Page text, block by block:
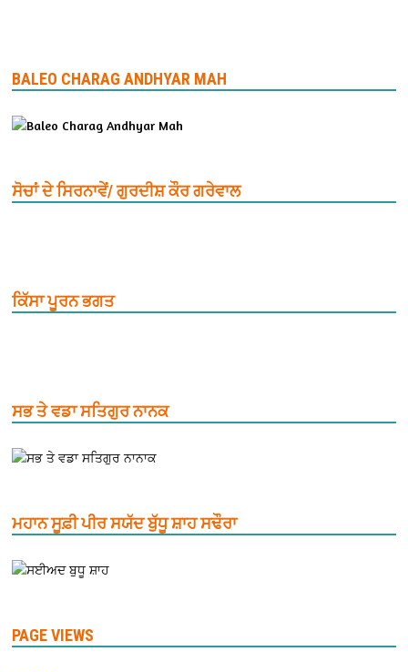
BALEO CHARAG ANDHYAR MAH
ਸੋਚਾਂ ਦੇ ਸਿਰਨਾਵੇਂ/ ਗੁਰਦੀਸ਼ ਕੌਰ ਗਰੇਵਾਲ
ਕਿੱਸਾ ਪੂਰਨ ਭਗਤ
ਸਭ ਤੇ ਵਡਾ ਸਤਿਗੁਰ ਨਾਨਕ
ਮਹਾਨ ਸੂਫ਼ੀ ਪੀਰ ਸਯੱਦ ਬੁੱਧੂ ਸ਼ਾਹ ਸਢੌਰਾ
PAGE VIEWS